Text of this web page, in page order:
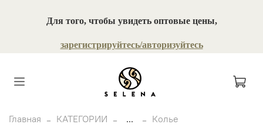
Для того, чтобы увидеть оптовые цены,
зарегистрируйтесь/авторизуйтесь
Главная КАТЕГОРИИ ... Колье